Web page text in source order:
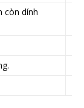
còn dính